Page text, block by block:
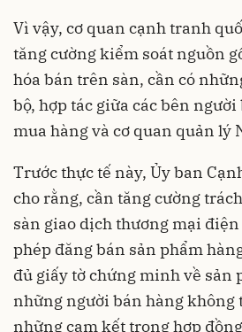
Vì vậy, cơ quan cạnh tranh
tăng cường kiểm soát nguồn
hóa bán trên sàn, cần có
bộ, hợp tác giữa các bên
mua hàng và cơ quan quản lý
Trước thực tế này, Ủy ban
cho rằng, cần tăng cường
sàn giao dịch thương mại
phép đăng bán sản phẩm
đủ giấy tờ chứng minh về sản
những người bán hàng không
những cam kết trong hợp